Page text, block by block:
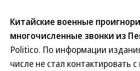
Китайские военные
многочисленные звонки из
Politico. По информации
числе не стал контактировать